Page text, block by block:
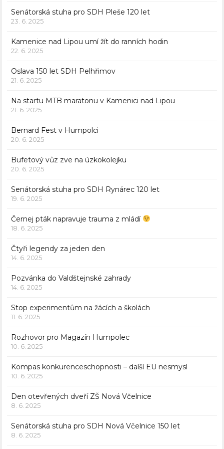
Senátorská stuha pro SDH Pleše 120 let
23. 6. 2025
Kamenice nad Lipou umí žít do ranních hodin
22. 6. 2025
Oslava 150 let SDH Pelhřimov
21. 6. 2025
Na startu MTB maratonu v Kamenici nad Lipou
21. 6. 2025
Bernard Fest v Humpolci
20. 6. 2025
Bufetový vůz zve na úzkokolejku
20. 6. 2025
Senátorská stuha pro SDH Rynárec 120 let
19. 6. 2025
Černej pták napravuje trauma z mládí
18. 6. 2025
Čtyři legendy za jeden den
14. 6. 2025
Pozvánka do Valdštejnské zahrady
14. 6. 2025
Stop experimentům na žácích a školách
11. 6. 2025
Rozhovor pro Magazín Humpolec
10. 6. 2025
Kompas konkurenceschopnosti – další EU nesmysl
10. 6. 2025
Den otevřených dveří ZŠ Nová Včelnice
8. 6. 2025
Senátorská stuha pro SDH Nová Včelnice 150 let
8. 6. 2025